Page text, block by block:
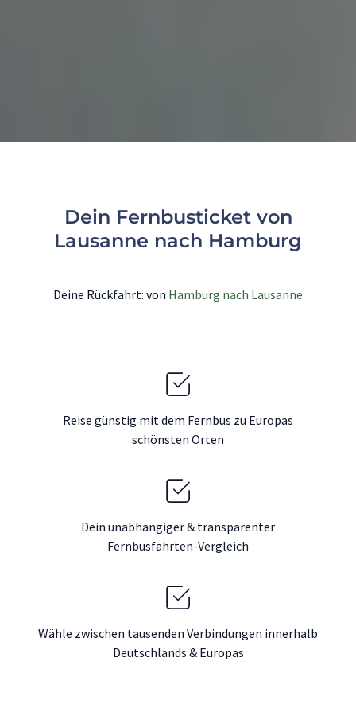
Dein Fernbusticket von
Lausanne nach Hamburg
Deine Rückfahrt: von Hamburg nach Lausanne
Reise günstig mit dem Fernbus zu Europas
schönsten Orten
Dein unabhängiger & transparenter
Fernbusfahrten-Vergleich
Wähle zwischen tausenden Verbindungen innerhalb
Deutschlands & Europas